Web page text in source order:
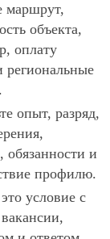
маршрут,
объекта,
оплату
региональные
опыт, разряд,
обязанности и
профилю.
условие с